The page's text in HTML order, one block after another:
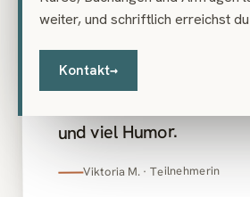
weiter, und schriftlich erreichst
Kontakt→
Weise gefallen, wie
Kurs geleitet hat – mit
beeindruckender
und viel Humor.
Viktoria M. · Teilnehmerin